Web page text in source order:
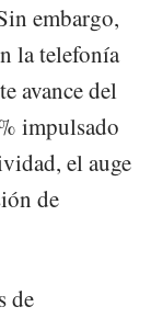
embargo,
la telefonía
avance del
impulsado
el auge
de
de